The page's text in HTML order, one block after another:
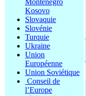
Monténégro
Kosovo
Slovaquie
Slovénie
Turquie
Ukraine
Union
Européenne
Union Soviétique
Conseil de
l’Europe